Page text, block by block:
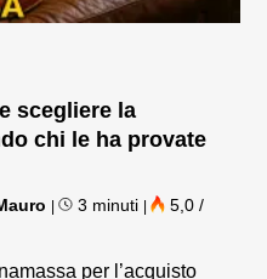
scegliere la
chi le ha provate
| 3 minuti |
5,0 /
per l’acquisto